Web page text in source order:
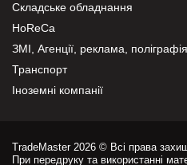
Складське обладнання
HoReCa
ЗМІ, Агенції, реклама, поліграфія
Транспорт
Іноземні компанії
TradeMaster 2026 © Всі права
При передруку та використанні